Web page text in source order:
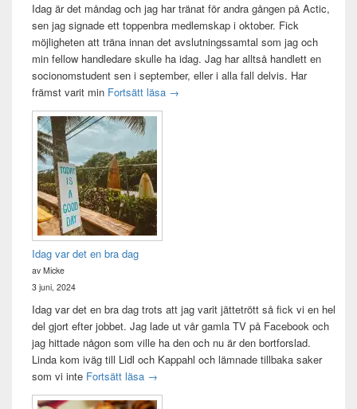
Idag är det måndag och jag har tränat för andra gången på Actic,
sen jag signade ett toppenbra medlemskap i oktober. Fick
möjligheten att träna innan det avslutningssamtal som jag och
min fellow handledare skulle ha idag. Jag har alltså handlett en
socionomstudent sen i september, eller i alla fall delvis. Har
främst varit min Fortsätt läsa Att vara handledare åt en student
→
Idag var det en bra dag
av Micke
3 juni, 2024
Idag var det en bra dag trots att jag varit jättetrött så fick vi en hel
del gjort efter jobbet. Jag lade ut vår gamla TV på Facebook och
jag hittade någon som ville ha den och nu är den bortforslad.
Linda kom iväg till Lidl och Kappahl och lämnade tillbaka saker
som vi inte Fortsätt läsa Idag var det en bra dag
→